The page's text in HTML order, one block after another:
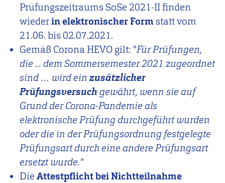
Prüfungszeitraums SoSe 2021-II finden
wiederin elektronischer Form statt vom
21.06. bis 02.07.2021.
Gemäß Corona HEVO gilt: "Für Prüfungen,
die ... dem Sommersemester 2021 zugeordnet
sind … wird einzusätzlicher
Prüfungsversuch gewährt, wenn sie auf
Grund der Corona-Pandemie als
elektronische Prüfung durchgeführt wurden
oder die in der Prüfungsordnung festgelegte
Prüfungsart durch eine andere Prüfungsart
ersetzt wurde."
DieAttestpflicht bei Nichtteilnahme